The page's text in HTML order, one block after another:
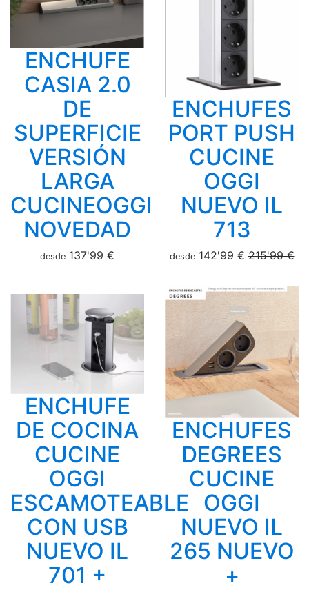
ENCHUFE
CASIA 2.0
DE
SUPERFICIE
VERSIÓN
LARGA
CUCINEOGGI
NOVEDAD
desde 137'99 €
ENCHUFES
PORT PUSH
CUCINE
OGGI
NUEVO IL
713
desde142'99 €215'99 €
ENCHUFE
DE COCINA
CUCINE
OGGI
ESCAMOTEABLE
CON USB
NUEVO IL
701 +
ENCHUFES
DEGREES
CUCINE
OGGI
NUEVO IL
265 NUEVO
+